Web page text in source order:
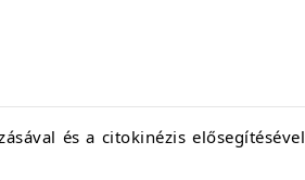
és a citokinézis elősegítésével